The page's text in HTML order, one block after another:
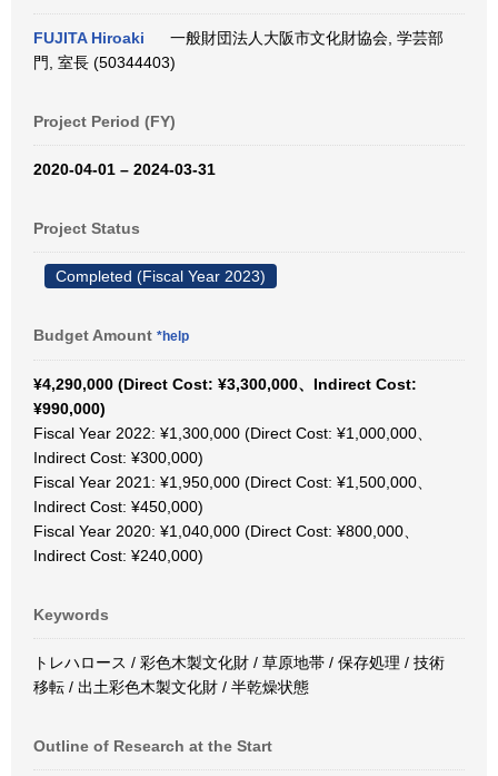
FUJITA Hiroaki
一般財団法人大阪市文化財協会, 学芸部
門, 室長 (50344403)
Project Period (FY)
2020-04-01 – 2024-03-31
Project Status
Completed (Fiscal Year 2023)
Budget Amount *help
¥4,290,000 (Direct Cost: ¥3,300,000、Indirect Cost:
¥990,000)
Fiscal Year 2022: ¥1,300,000 (Direct Cost: ¥1,000,000、
Indirect Cost: ¥300,000)
Fiscal Year 2021: ¥1,950,000 (Direct Cost: ¥1,500,000、
Indirect Cost: ¥450,000)
Fiscal Year 2020: ¥1,040,000 (Direct Cost: ¥800,000、
Indirect Cost: ¥240,000)
Keywords
トレハロース / 彩色木製文化財 / 草原地帯 / 保存処理 / 技術
移転 / 出土彩色木製文化財 / 半乾燥状態
Outline of Research at the Start